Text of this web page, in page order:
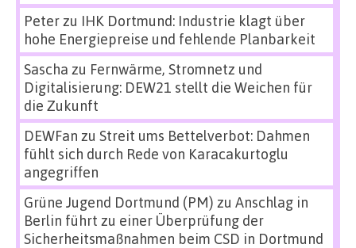
Peterzu IHK Dortmund: Industrie klagt über
hohe Energiepreise und fehlende Planbarkeit
Sascha zu Fernwärme, Stromnetz und
Digitalisierung: DEW21 stellt die Weichen für
die Zukunft
DEWFan zu Streit ums Bettelverbot: Dahmen
fühlt sich durch Rede von Karacakurtoglu
angegriffen
Grüne Jugend Dortmund (PM) zu Anschlag in
Berlin führt zu einer Überprüfung der
Sicherheitsmaßnahmen beim CSD in Dortmund